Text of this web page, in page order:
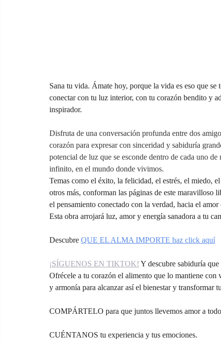
Sana tu vida. Ámate hoy, porque la vida es eso que
conectar con tu luz interior, con tu corazón bendito y
inspirador.
Disfruta de una conversación profunda entre dos
corazón para expresar con sinceridad y sabiduría
potencial de luz que se esconde dentro de cada uno
infinito, en el mundo donde vivimos.
Temas como el éxito, la felicidad, el estrés, el miedo,
otros más, conforman las páginas de este
el pensamiento conectado con la verdad, hacia el
Esta obra arrojará luz, amor y energía sanadora a tu
Descubre QUE EL ALMA IMPORTE haz click aquí
¡SÍGUENOS EN TIKTOK! Y descubre sabiduría
Ofrécele a tu corazón el alimento que lo mantiene
y armonía para alcanzar así el bienestar y transformar
COMPÁRTELO para que juntos llevemos amor a
CUÉNTANOS tu experiencia y tus emociones.